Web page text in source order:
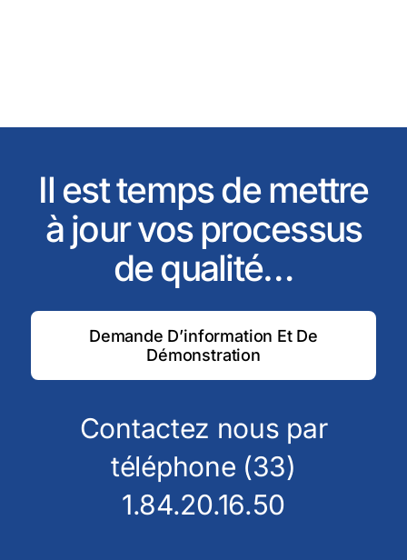
Il est temps de mettre
à jour vos processus
de qualité…
Demande D’information Et De
Démonstration
Contactez nous par
téléphone (33)
1.84.20.16.50